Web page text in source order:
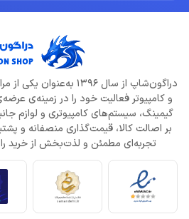
دراگون‌شاپ از سال 1396
و کامپیوتر فعالیت خود را در زمینه‌ی
گیمینگ، سیستم‌های کامپیوتری و لوازم
بر اصالت کالا، قیمت‌گذاری منصفانه و
تجربه‌ای مطمئن و لذت‌بخش از خرید را